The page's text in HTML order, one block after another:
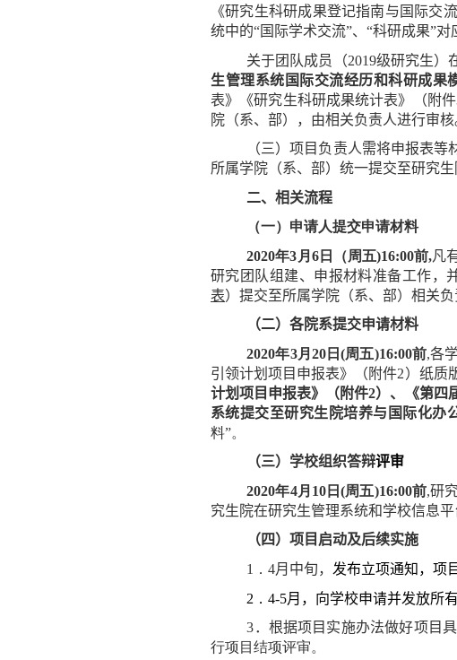
《研究生科研成果登记指南与国际交
统中的“国际学术交流”、“科研成果”
关于团队成员（2019级研究生）
生管理系统国际交流经历和科研成果
表》
《研究生科研成果统计表》（附件
院（系、部），由相关负责人进行审核
（三）项目负责人需将申报表等
所属学院（系、部）统一提交至研究生
二、相关流程
（一）申请人提交申请材料
2020年3 月 6日（周五)16:00前,凡
研究团队组建、申报材料准备工作，
表）提交至所属学院（系、部）相关负
（二）各院系提交申请材料
2020年3月 20日(周五)16:00前,各
引领计划项目申报表》（附件2）纸质
计划项目申报表》（附件2）、《第四
系统提交至研究生院培养与国际化办
料”。
（三）学校组织答辩评审
2020年4月 10日(周五)16:00前,研
究生院在研究生管理系统和学校信息平
（四）项目启动及后续实施
1 ．4月中旬， 发布立项通知，项
2 ．4-5月， 向学校申请并发放所
3．根据项目实施办法做好项目
行项目结项评审。